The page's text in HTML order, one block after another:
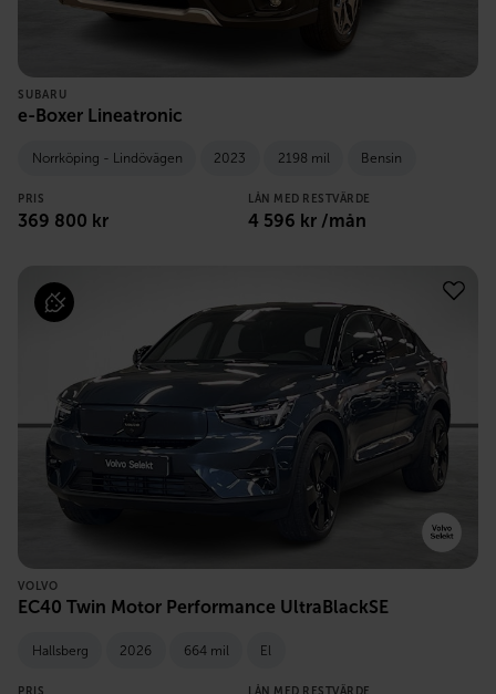
SUBARU
e-Boxer Lineatronic
Norrköping - Lindövägen 2023 2198 mil Bensin
PRIS
369 800 kr
LÅN MED RESTVÄRDE
4 596 kr /mån
VOLVO
EC40 Twin Motor Performance UltraBlackSE
Hallsberg 2026 664 mil El